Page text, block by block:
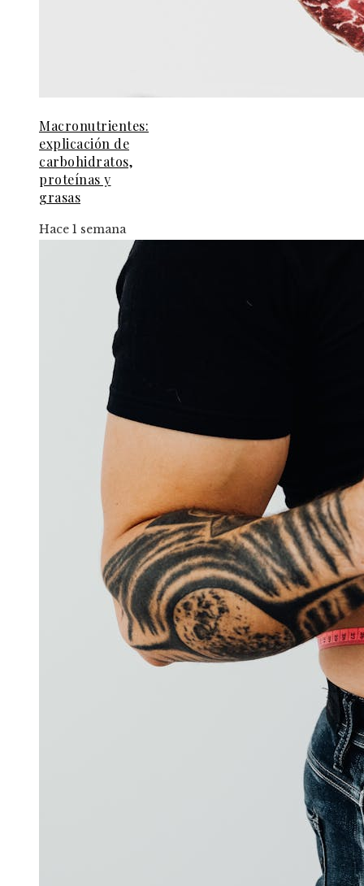
Macronutrientes:
explicación de
carbohidratos,
proteínas y
grasas
Hace 1 semana